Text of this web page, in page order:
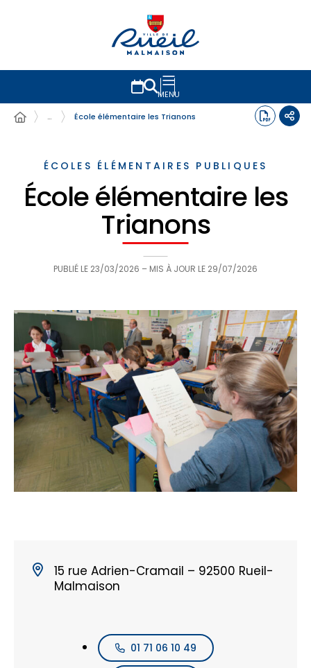
MENU
…
École élémentaire les Trianons
ÉCOLES ÉLÉMENTAIRES PUBLIQUES
École élémentaire les
Trianons
PUBLIÉ LE 23/03/2026 – MIS À JOUR LE 29/07/2026
15 rue Adrien-Cramail – 92500 Rueil-
Malmaison
01 71 06 10 49